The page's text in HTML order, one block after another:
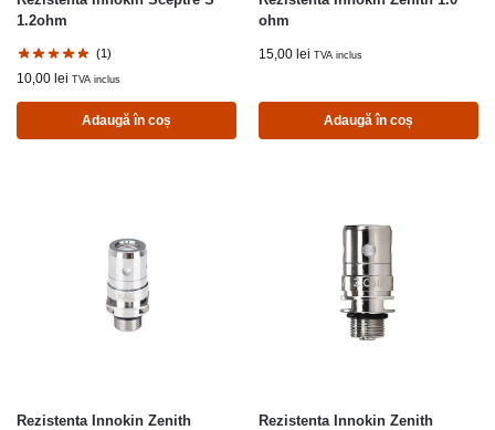
1.2ohm
(1)
10,00 lei TVA inclus
Adaugă în coș
ohm
15,00 lei TVA inclus
Adaugă în coș
Rezistenta Innokin Zenith
Rezistenta Innokin Zenith